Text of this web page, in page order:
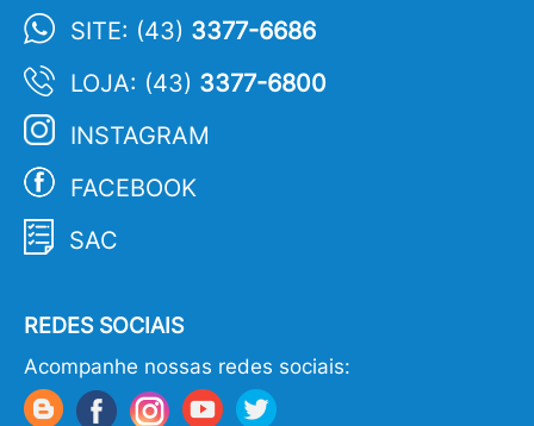
SITE: (43) 3377-6686
LOJA: (43) 3377-6800
INSTAGRAM
FACEBOOK
SAC
REDES SOCIAIS
Acompanhe nossas redes sociais: